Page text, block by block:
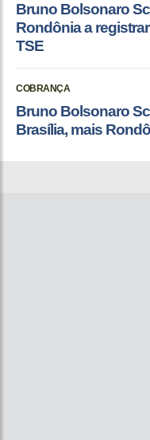
Bruno Bolsonaro
Rondônia a
TSE
COBRANÇA
Bruno Bolsonaro
Brasília, mais